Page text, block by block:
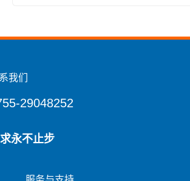
我们
29048252
永不止步